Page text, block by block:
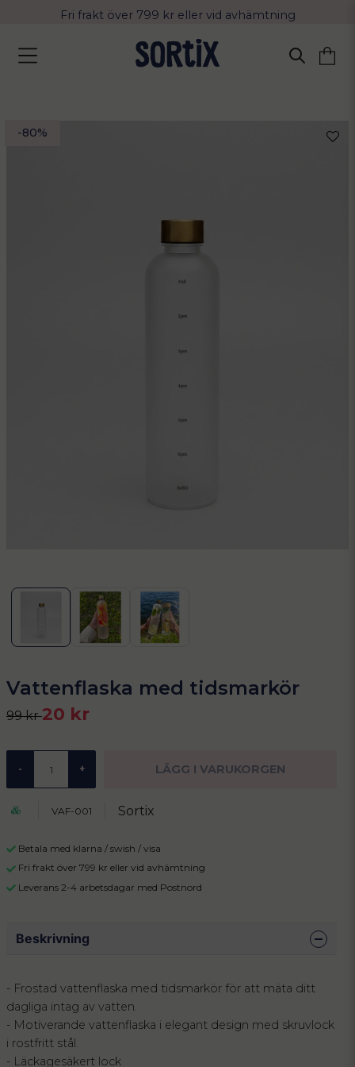
Fri frakt över 799 kr eller vid avhämtning
Leverans 2-4 arbetsdagar med Postnord
-80%
Vattenflaska med tidsmarkör
99 kr20 kr
- + LÄGG I VARUKORGEN
VAF-001 Sortix
Betala med klarna / swish / visa
Fri frakt över 799 kr eller vid avhämtning
Leverans 2-4 arbetsdagar med Postnord
Beskrivning
- Frostad vattenflaska med tidsmarkör för att mäta ditt
dagliga intag av vatten.
- Motiverande vattenflaska i elegant design med skruvlock
i rostfritt stål.
- Läckagesäkert lock